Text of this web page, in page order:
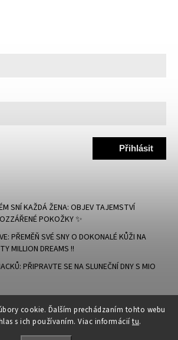
cookie. Ďalším prechádzaním tohto webu
s ich používaním. Viac informácií tu.
Přihlásit
SNÍ KAŽDÁ ŽENA: OBJEV TAJEMSTVÍ
POKOŽKY ✨
PŘEMĚŇ SVÉ SNY O DOKONALÉ KŮŽI NA
MILLION DREAMS !!
PŘIPRAVTE SE NA SLUNEČNÍ DNY S MIO